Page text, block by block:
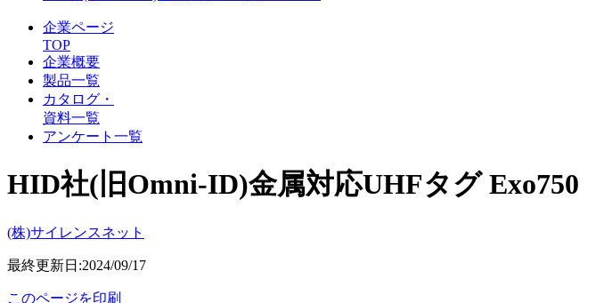
企業ページ
TOP
企業概要
製品一覧
カタログ・
資料一覧
アンケート一覧
HID社(旧Omni-ID)金属対応UHFタグ Exo750
(株)サイレンスネット
最終更新日:2024/09/17
このページを印刷